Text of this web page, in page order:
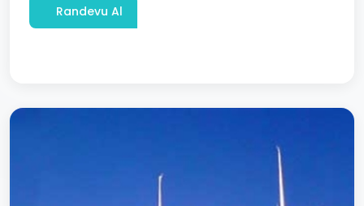
Randevu Al